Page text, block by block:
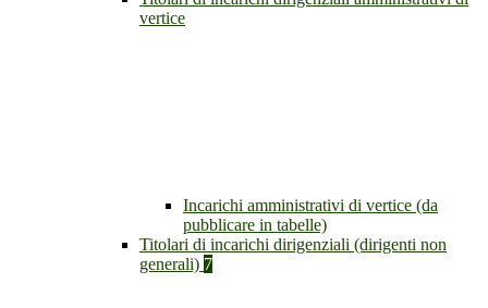
vertice
Incarichi amministrativi di vertice (da
pubblicare in tabelle)
Titolari di incarichi dirigenziali (dirigenti non
generali) 7